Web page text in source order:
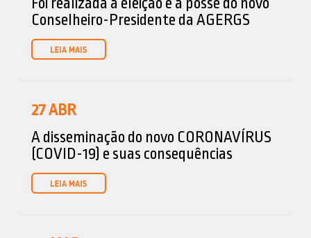
Conselheiro-Presidente da AGERGS
27ABR
A disseminação do novo CORONAVÍRUS
(COVID-19) e suas consequências